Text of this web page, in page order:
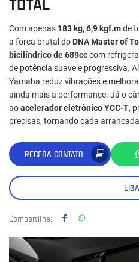
Com apenas 183 kg, 6,9 kgf.mde
a força brutal do DNA Master of
bicilíndrico de 689cccom
de potência suave e progressiva.
Yamaha reduz vibrações e
ainda mais a performance. Já o
aoacelerador eletrônico YCC-T,
precisas, tornando cada
RECEBA CONTATO
Compartilhe: